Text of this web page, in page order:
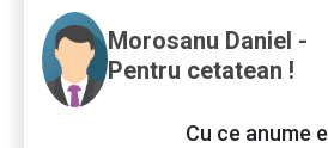
Morosanu Daniel -
Pentru cetatean !
Cu ce anume